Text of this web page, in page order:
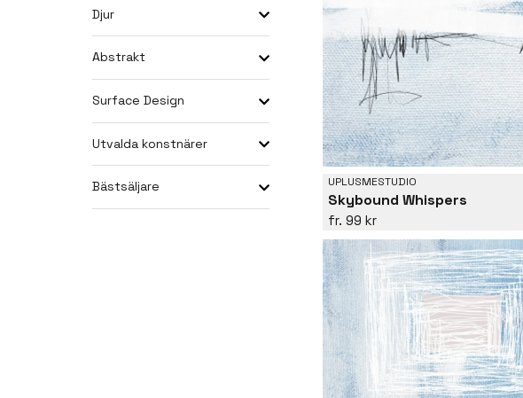
Djur
Abstrakt
Surface Design
Utvalda konstnärer
Bästsäljare UPLUSMESTUDIO
Skybound Whispers
99 kr